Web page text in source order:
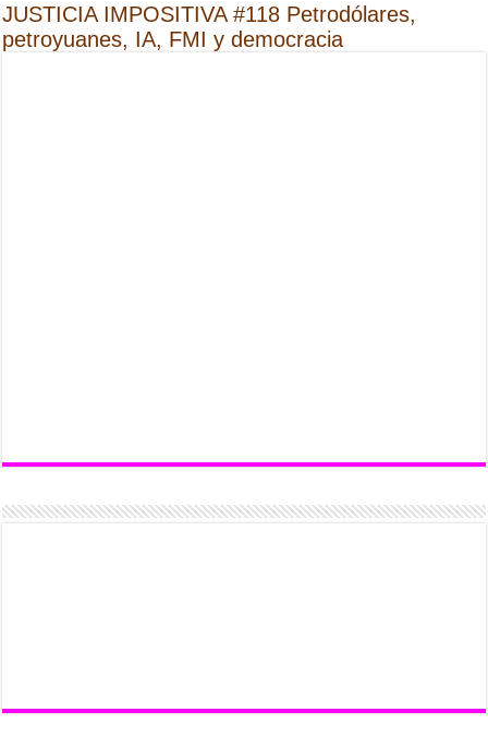
JUSTICIA IMPOSITIVA #118 Petrodólares,
petroyuanes, IA, FMI y democracia